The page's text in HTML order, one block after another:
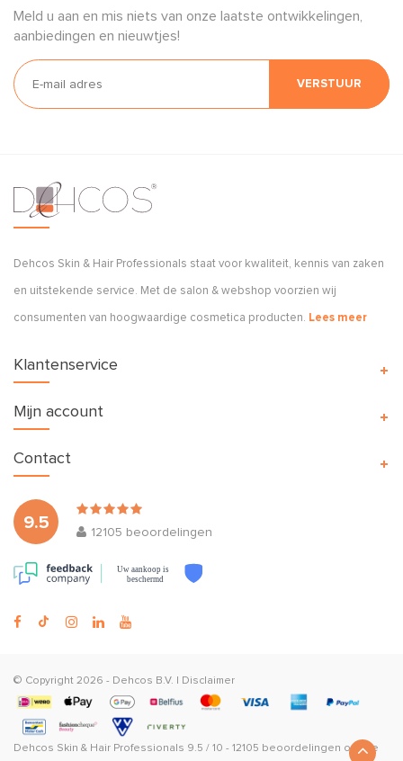
Meld u aan en mis niets van onze laatste ontwikkelingen,
aanbiedingen en nieuwtjes!
VERSTUUR
Dehcos Skin & Hair Professionals staat voor kwaliteit, kennis van zaken
en uitstekende service. Met de salon & webshop voorzien wij
consumenten van hoogwaardige cosmetica producten. Lees meer
Klantenservice
Mijn account
9.5
12105 beoordelingen
Uw aankoop is
beschermd
Contact
© Copyright 2026 - Dehcos B.V. Disclaimer
Dehcos Skin & Hair Professionals 9.5 / 10 - 12105 beoordelingen op The